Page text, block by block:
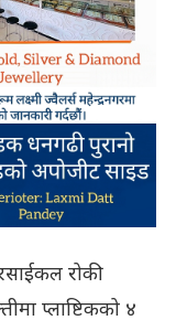
रोकी
प्लाष्टिकको ४